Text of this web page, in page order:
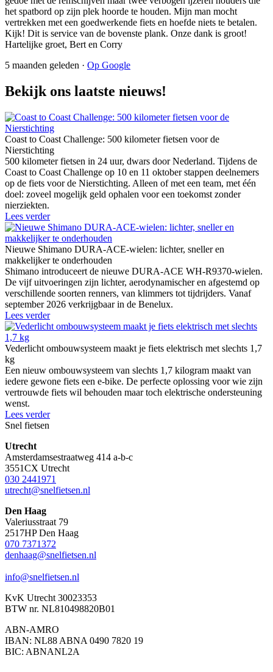
het spatbord op zijn plek hoorde te houden. Mijn man mocht
vertrekken met een goedwerkende fiets en hoefde niets te betalen.
Kijk! Dit is service van de bovenste plank. Onze dank is groot!
Hartelijke groet, Bert en Corry
5 maanden geleden · Op Google
Bekijk ons laatste nieuws!
Coast to Coast Challenge: 500 kilometer fietsen voor de
Nierstichting
500 kilometer fietsen in 24 uur, dwars door Nederland. Tijdens de
Coast to Coast Challenge op 10 en 11 oktober stappen deelnemers
op de fiets voor de Nierstichting. Alleen of met een team, met één
doel: zoveel mogelijk geld ophalen voor een toekomst zonder
nierziekten.
Lees verder
Nieuwe Shimano DURA-ACE-wielen: lichter, sneller en
makkelijker te onderhouden
Shimano introduceert de nieuwe DURA-ACE WH-R9370-wielen.
De vijf uitvoeringen zijn lichter, aerodynamischer en afgestemd op
verschillende soorten renners, van klimmers tot tijdrijders. Vanaf
september 2026 verkrijgbaar in de Benelux.
Lees verder
Vederlicht ombouwsysteem maakt je fiets elektrisch met slechts 1,7
kg
Een nieuw ombouwsysteem van slechts 1,7 kilogram maakt van
iedere gewone fiets een e-bike. De perfecte oplossing voor wie zijn
vertrouwde fiets wil behouden maar toch elektrische ondersteuning
wenst.
Lees verder
Snel fietsen
Utrecht
Amsterdamsestraatweg 414 a-b-c
3551CX Utrecht
030 2441971
utrecht@snelfietsen.nl
Den Haag
Valeriusstraat 79
2517HP Den Haag
070 7371372
denhaag@snelfietsen.nl
info@snelfietsen.nl
KvK Utrecht 30023353
BTW nr. NL810498820B01
ABN-AMRO
IBAN: NL88 ABNA 0490 7820 19
BIC: ABNANL2A